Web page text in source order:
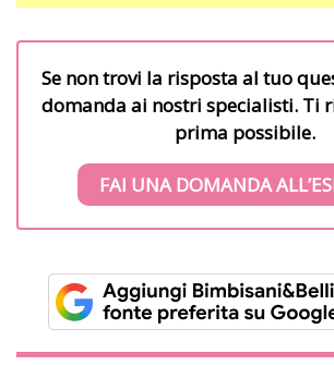
Se non trovi la risposta al tuo
domanda ai nostri specialisti. Ti
prima possibile.
FAI UNA DOMANDA